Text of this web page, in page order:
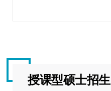
授课型硕士招生